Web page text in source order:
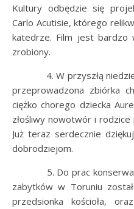
Kultury odbędzie się
Carlo Acutisie, którego
katedrze. Film jest bardzo
zrobiony.
4. W przyszłą niedzielę
przeprowadzona zbiórka
ciężko chorego dziecka
złośliwy nowotwór i
Już teraz serdecznie
dobrodziejom.
5. Do prac
zabytków w Toruniu
przedsionka kościoła,